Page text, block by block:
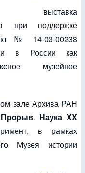
выставка
при поддержке
№ 14-03-00238
в России как
музейное
зале Архива РАН
Наука XX
в рамках
Музея истории